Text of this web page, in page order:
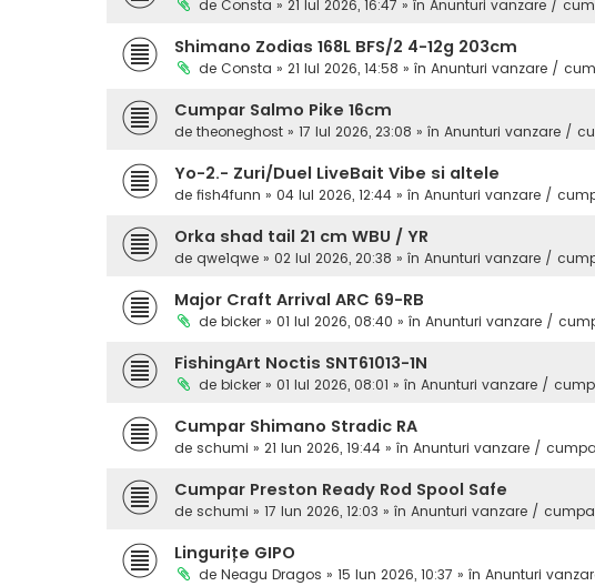
de Consta » 21 Iul 2026, 16:47 » în Anunturi vanzare /
Shimano Zodias 168L BFS/2 4-12g 203cm
de Consta » 21 Iul 2026, 14:58 » în Anunturi vanzare /
Cumpar Salmo Pike 16cm
de theoneghost » 17 Iul 2026, 23:08 » în Anunturi vanzare /
Yo-2.- Zuri/Duel LiveBait Vibe si altele
de fish4funn » 04 Iul 2026, 12:44 » în Anunturi vanzare /
Orka shad tail 21 cm WBU / YR
de qwe1qwe » 02 Iul 2026, 20:38 » în Anunturi vanzare /
Major Craft Arrival ARC 69-RB
de bicker » 01 Iul 2026, 08:40 » în Anunturi vanzare /
FishingArt Noctis SNT61013-1N
de bicker » 01 Iul 2026, 08:01 » în Anunturi vanzare /
Cumpar Shimano Stradic RA
de schumi » 21 Iun 2026, 19:44 » în Anunturi vanzare /
Cumpar Preston Ready Rod Spool Safe
de schumi » 17 Iun 2026, 12:03 » în Anunturi vanzare /
Lingurițe GIPO
de Neagu Dragos » 15 Iun 2026, 10:37 » în Anunturi